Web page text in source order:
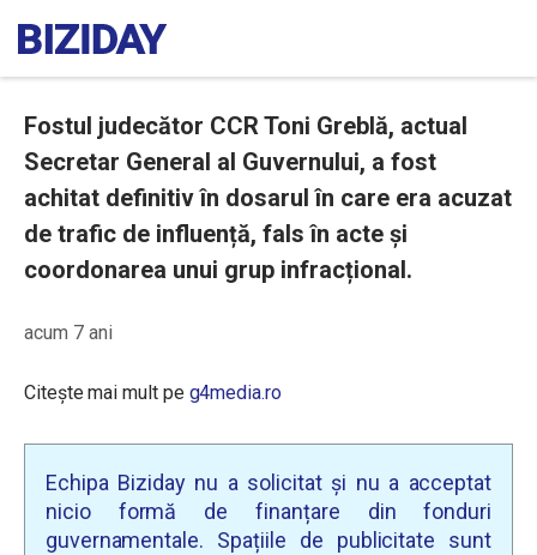
Fostul judecător CCR Toni Greblă, actual
Secretar General al Guvernului, a fost
achitat definitiv în dosarul în care era acuzat
de trafic de influență, fals în acte și
coordonarea unui grup infracțional.
acum 7 ani
Citește mai mult pe g4media.ro
Echipa Biziday nu a solicitat și nu a acceptat
nicio formă de finanțare din fonduri
guvernamentale. Spațiile de publicitate sunt